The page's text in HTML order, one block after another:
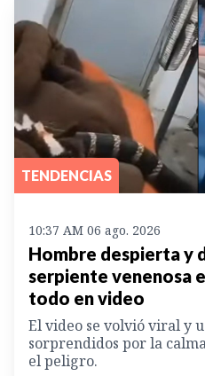
TENDENCIAS
10:37 AM 06 ago. 2026
Hombre despierta y
serpiente venenosa
todo en video
El video se volvió viral y
sorprendidos por la
el peligro.